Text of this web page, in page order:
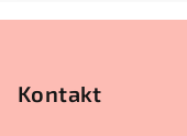
Kontakt